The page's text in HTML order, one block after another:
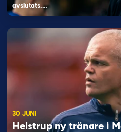
avslutats.…
30 JUNI
Helstrup ny tränare i